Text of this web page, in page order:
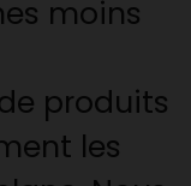
moins
produits
les